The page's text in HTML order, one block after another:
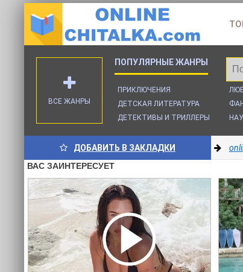
ПРИКЛЮЧЕНИЯ
ДЕТСКАЯ ЛИТЕРАТУРА
ДЕТЕКТИВЫ И ТРИЛЛЕРЫ
ВСЕ ЖАНРЫ
ДОБАВИТЬ В ЗАКЛАДКИ